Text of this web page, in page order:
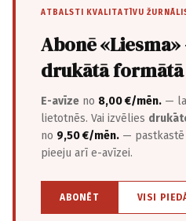
ATBALSTI KVALITATĪVU
Abonē
drukātā formātā
E-avīze no 8,00 €/mēn. —
lietotnēs. Vai izvēlies
no 9,50 €/mēn. —
pieeju arī e-avīzei.
ABONĒT VISI